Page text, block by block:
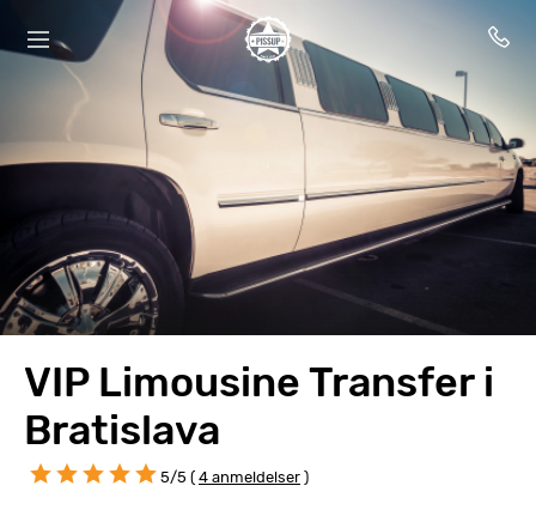
VIP Limousine Transfer i
Bratislava
5/5 ( 4 anmeldelser )